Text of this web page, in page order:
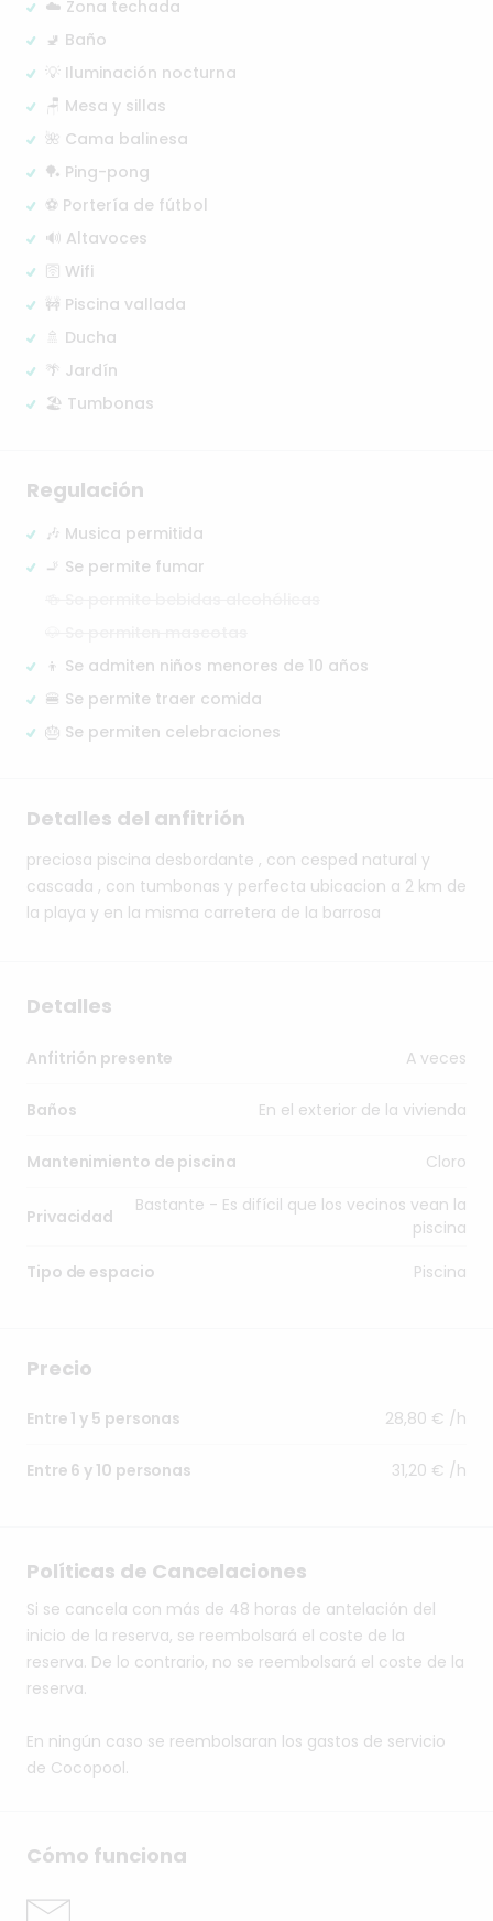
☁️ Zona techada
🚽 Baño
💡 Iluminación nocturna
🪑 Mesa y sillas
🌺 Cama balinesa
🏓 Ping-pong
⚽ Portería de fútbol
🔊 Altavoces
🛜 Wifi
🚧 Piscina vallada
🚿 Ducha
🌴 Jardín
🏖️ Tumbonas
Regulación
🎶 Musica permitida
🚬 Se permite fumar
👦 Se admiten niños menores de 10 años
🍔 Se permite traer comida
🎂 Se permiten celebraciones
Detalles del anfitrión
preciosa piscina desbordante , con cesped natural y
cascada , con tumbonas y perfecta ubicacion a 2 km de
la playa y en la misma carretera de la barrosa
Detalles
Anfitrión presente A veces
Baños En el exterior de la vivienda
Mantenimiento de piscina Cloro
Privacidad
Bastante - Es difícil que los vecinos vean la
piscina
Tipo de espacio
Piscina
Precio
Entre 1 y 5 personas 28,80 € /h
Entre 6 y 10 personas 31,20 € /h
Políticas de Cancelaciones
Si se cancela con más de 48 horas de antelación del
inicio de la reserva, se reembolsará el coste de la
reserva. De lo contrario, no se reembolsará el coste de la
reserva.
En ningún caso se reembolsaran los gastos de servicio
de Cocopool.
Cómo funciona